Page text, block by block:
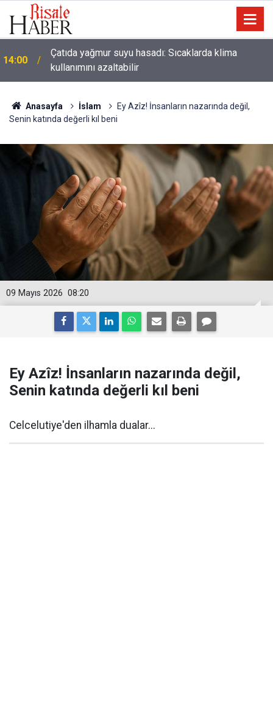
14:00
Çatıda yağmur suyu hasadı: Sıcaklarda klima
kullanımını azaltabilir
Anasayfa İslam
Ey Azîz! İnsanların nazarında değil,
Senin katında değerli kıl beni
08:20
09 Mayıs 2026
Ey Azîz! İnsanların nazarında değil,
Senin katında değerli kıl beni
Celcelutiye'den ilhamla dualar...